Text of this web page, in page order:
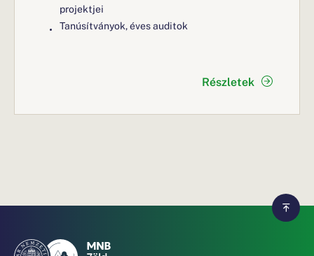
projektjei
Tanúsítványok, éves auditok
Részletek